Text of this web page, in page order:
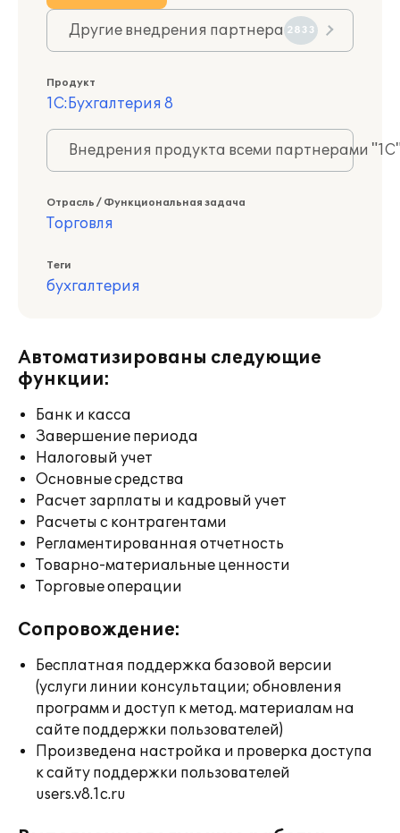
Другие внедрения партнера 2833
Продукт
1С:Бухгалтерия 8
Внедрения продукта всеми партнерами
Отрасль / Функциональная задача
Торговля
Теги
бухгалтерия
Автоматизированы следующие
функции:
Банк и касса
Завершение периода
Налоговый учет
Основные средства
Расчет зарплаты и кадровый учет
Расчеты с контрагентами
Регламентированная отчетность
Товарно-материальные ценности
Торговые операции
Сопровождение:
Бесплатная поддержка базовой версии
(услуги линии консультации; обновления
программ и доступ к метод. материалам на
сайте поддержки пользователей)
Произведена настройка и проверка доступа
к сайту поддержки пользователей
users.v8.1c.ru